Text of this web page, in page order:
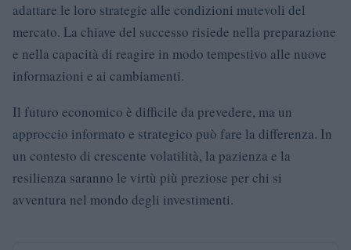
adattare le loro strategie alle condizioni mutevoli del
mercato. La chiave del successo risiede nella preparazione
e nella capacità di reagire in modo tempestivo alle nuove
informazioni e ai cambiamenti.
Il futuro economico è difficile da prevedere, ma un
approccio informato e strategico può fare la differenza. In
un contesto di crescente volatilità, la pazienza e la
resilienza saranno le virtù più preziose per chi si
avventura nel mondo degli investimenti.